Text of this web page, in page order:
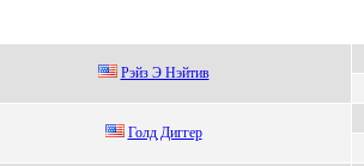
Рэйз Э Нэйтив
Голд Диггеp